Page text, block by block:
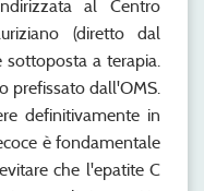
al Centro
(diretto dal
sottoposta a terapia.
prefissato dall'OMS.
definitivamente in
è fondamentale
che l'epatite C